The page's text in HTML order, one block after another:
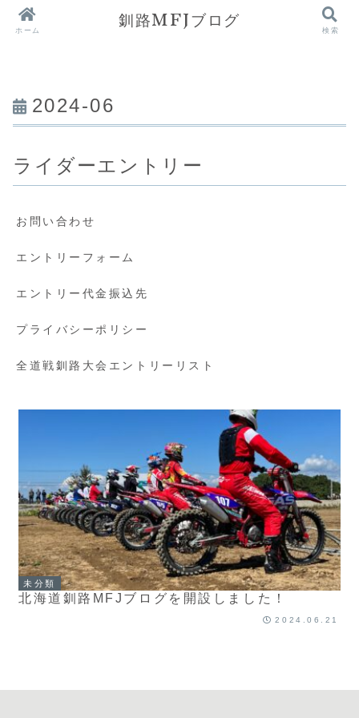
2024-06
ライダーエントリー
お問い合わせ
エントリーフォーム
エントリー代金振込先
プライバシーポリシー
全道戦釧路大会エントリーリスト
未分類
北海道釧路MFJブログを開設しました！
2024.06.21
ホーム 釧路MFJブログ 検索